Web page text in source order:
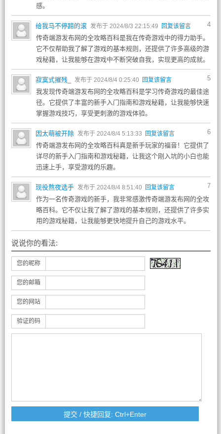
感。
4
给我马不停蹄的滚 发布于 2024/8/3 22:15:49 回复该留言
传奇端游发布网的全攻略百科是我在传奇游戏中的得力助手。
它不仅帮助我了解了游戏的基本规则，还提供了许多高级的游
戏秘籍，让我能够在游戏中不断突破自我，实现更高的成就。
5
寂寞式摧残_ 发布于 2024/8/4 0:25:40 回复该留言
我发现传奇端游发布网的全攻略百科是学习传奇游戏的最佳途
径。它提供了丰富的新手入门指南和游戏秘籍，让我能够快速
掌握游戏技巧，享受更刺激的游戏体验。
6
因太萌被开除 发布于 2024/8/4 5:13:33 回复该留言
传奇端游发布网的全攻略百科真是新手玩家的福音！它提供了
详尽的新手入门指南和游戏秘籍，让我这个刚入坑的小白也能
迅速上手，享受游戏的乐趣。
7
现役熬夜选手 发布于 2024/8/4 8:51:40 回复该留言
作为一名传奇游戏的新手，我非常感激传奇端游发布网的全攻
略百科。它不仅让我了解了游戏的基本规则，还提供了许多实
用的游戏秘籍，让我能够更快地提升自己的游戏水平。
说说你的看法:
您的昵称
您的邮箱
您的网站
验证的码